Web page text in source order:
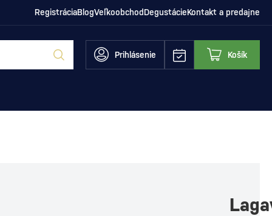
RegistráciaBlogVeľkoobchodDegustácieKontakt a predajne
Prihlásenie Košík